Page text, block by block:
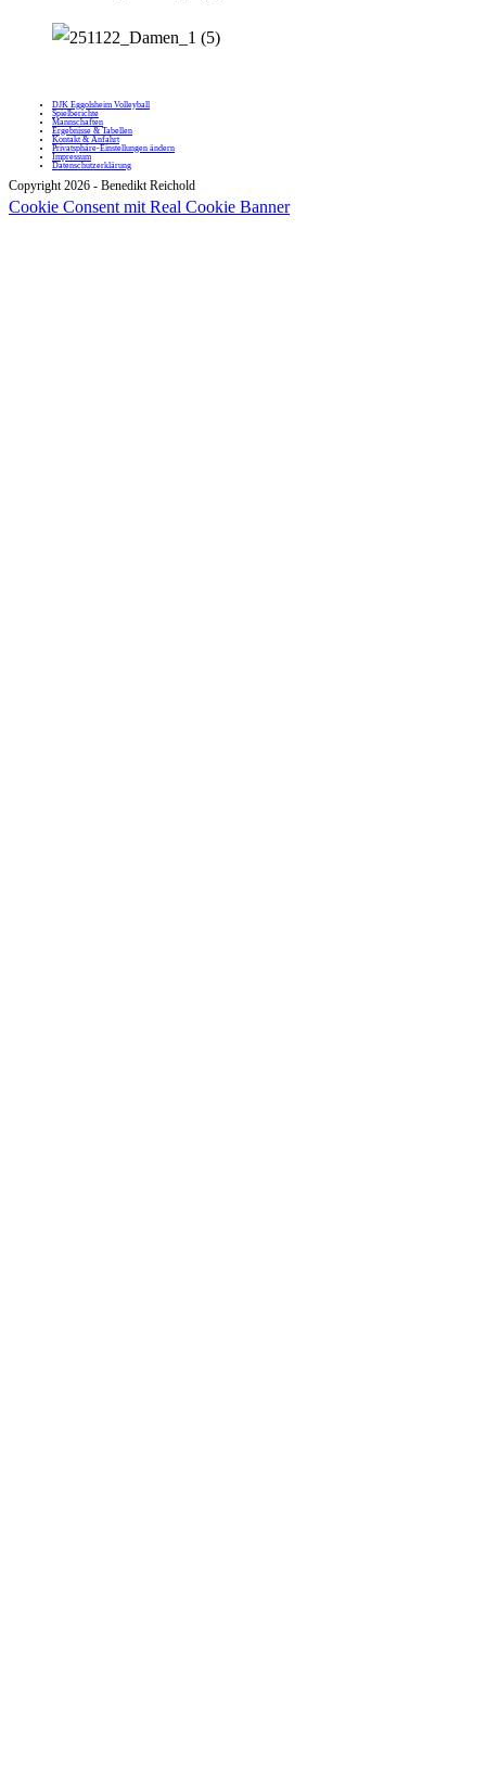
DJK Eggolsheim Volleyball
Spielberichte
Mannschaften
Ergebnisse & Tabellen
Kontakt & Anfahrt
Privatsphäre-Einstellungen ändern
Impressum
Datenschutzerklärung
Copyright 2026 - Benedikt Reichold
Cookie Consent mit Real Cookie Banner